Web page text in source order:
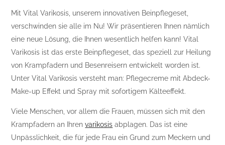
Mit Vital Varikosis, unserem innovativen Beinpflegeset,
verschwinden sie alle im Nu! Wir präsentieren Ihnen nämlich
eine neue Lösung, die Ihnen wesentlich helfen kann! Vital
Varikosis ist das erste Beinpflegeset, das speziell zur Heilung
von Krampfadern und Besenreisern entwickelt worden ist.
Unter Vital Varikosis versteht man: Pflegecreme mit Abdeck-
Make-up Effekt und Spray mit sofortigem Kälteeffekt.
Viele Menschen, vor allem die Frauen, müssen sich mit den
Krampfadern an Ihrenvarikosis abplagen. Das ist eine
Unpässlichkeit, die für jede Frau ein Grund zum Meckern und